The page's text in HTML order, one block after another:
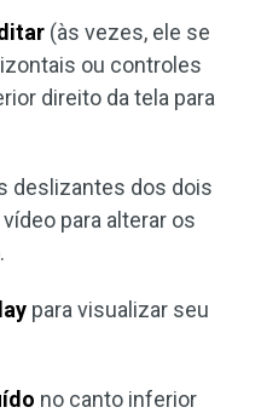
(às vezes, ele se
ou controles
direito da tela para
deslizantes dos dois
para alterar os
para visualizar seu
no canto inferior